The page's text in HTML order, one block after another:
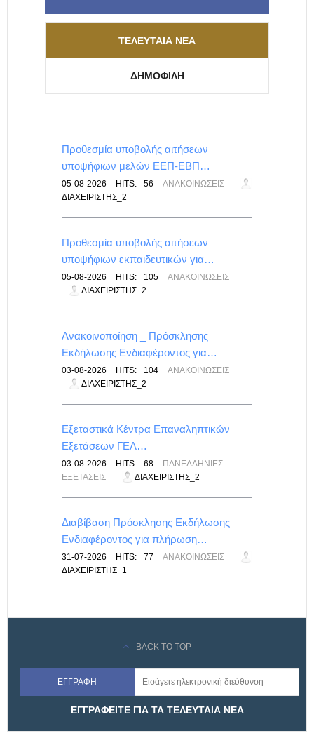
ΤΕΛΕΥΤΑΊΑ ΝΈΑ
ΔΗΜΟΦΙΛΉ
Προθεσμία υποβολής αιτήσεων
υποψήφιων μελών ΕΕΠ-ΕΒΠ…
05-08-2026 HITS: 56
ΑΝΑΚΟΙΝΏΣΕΙΣ
ΔΙΑΧΕΙΡΙΣΤΉΣ_2
Προθεσμία υποβολής αιτήσεων
υποψήφιων εκπαιδευτικών για…
05-08-2026 HITS: 105
ΑΝΑΚΟΙΝΏΣΕΙΣ
ΔΙΑΧΕΙΡΙΣΤΉΣ_2
Ανακοινοποίηση _ Πρόσκλησης
Εκδήλωσης Ενδιαφέροντος για…
03-08-2026 HITS: 104
ΑΝΑΚΟΙΝΏΣΕΙΣ
ΔΙΑΧΕΙΡΙΣΤΉΣ_2
Εξεταστικά Κέντρα Επαναληπτικών
Εξετάσεων ΓΕΛ…
03-08-2026 HITS: 68
ΠΑΝΕΛΛΉΝΙΕΣ
ΕΞΕΤΆΣΕΙΣ
ΔΙΑΧΕΙΡΙΣΤΉΣ_2
Διαβίβαση Πρόσκλησης Εκδήλωσης
Ενδιαφέροντος για πλήρωση…
31-07-2026 HITS: 77
ΑΝΑΚΟΙΝΏΣΕΙΣ
ΔΙΑΧΕΙΡΙΣΤΉΣ_1
BACK TO TOP
ΕΓΓΡΑΦΕΙΤΕ ΓΙΑ ΤΑ ΤΕΛΕΥΤΑΙΑ ΝΕΑ